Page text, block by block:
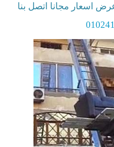
اسعار مجانا اتصل بنا